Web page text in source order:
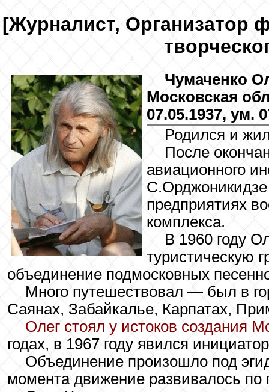
[Журналист, Организатор
Чумаченко
Московская
07.05.1937, ум.
Родился и
После
авиационного
предприятиях
комплекса.
В 1960 году
туристическую
объединение подмосковных
Много путешествовал — был в
Саянах, Забайкалье, Карпатах,
Олег стоял у истоков создания
годах, в 1967 году явился
Объединение произошло под
момента движение развивалось по